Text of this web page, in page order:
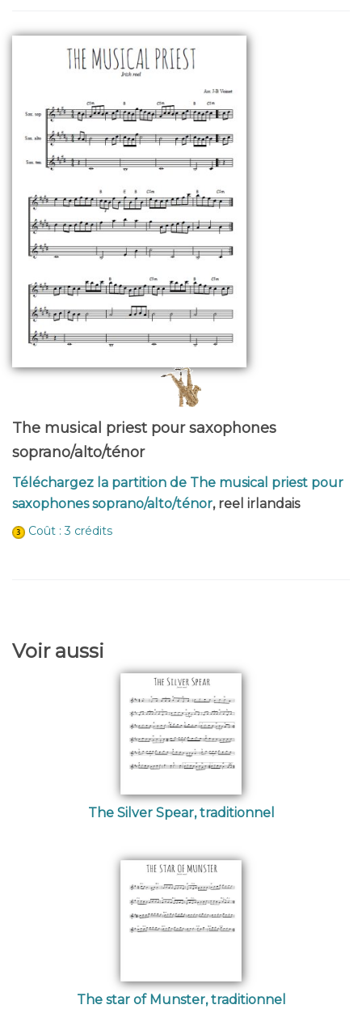
The musical priest pour saxophones
soprano/alto/ténor
Téléchargez la partition de The musical priest pour
saxophones soprano/alto/ténor, reel irlandais
Coût : 3 crédits
Voir aussi
The Silver Spear, traditionnel
The star of Munster, traditionnel